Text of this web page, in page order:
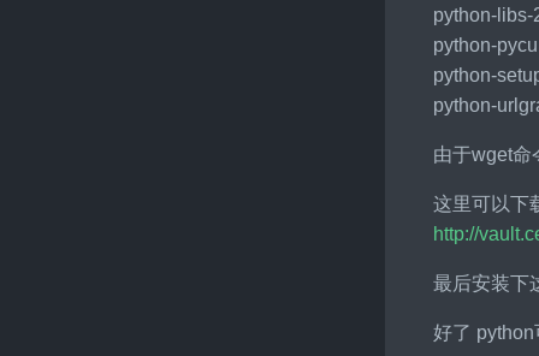
python-libs-
python-
python-
python-
由于wget
这里可以下
http://
最后安装下
好了